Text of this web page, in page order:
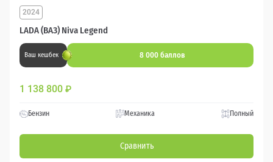
LADA (ВАЗ) Niva Legend
2024
Ваш кешбек 8 000 баллов
1 138 800 ₽
Бензин Механика Полный
Сравнить